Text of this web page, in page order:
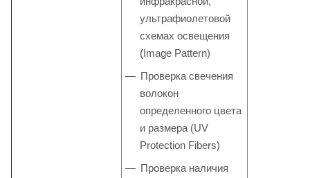
ультрафиолетовой
схемах освещения
(Image Pattern)
Проверка свечения
волокон
определенного цвета
и размера (UV
Protection Fibers)
Проверка наличия